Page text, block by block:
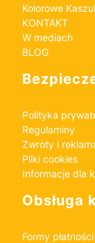
Kolorowe
KONTAKT
W mediach
BLOG
Polityka
Regulaminy
Zwroty i
Pliki cookies
Informacje dla
Obsługa
Formy płatności